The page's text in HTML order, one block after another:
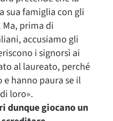
sua famiglia con gli
prima di
accusiamo gli
i signorsì ai
al laureato, perché
hanno paura se il
loro».
dunque giocano un